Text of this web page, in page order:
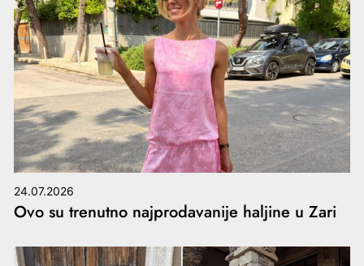
24.07.2026
Ovo su trenutno najprodavanije haljine u Zari